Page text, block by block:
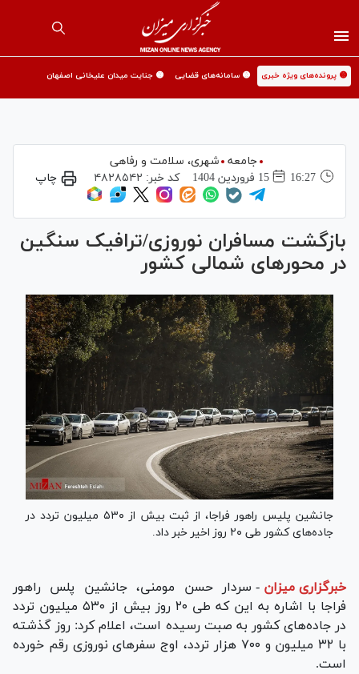
🟡 پرونده‌های ویژه خبری 🟡 سامانه‌های قضایی 🟡 جنایت میدان علیخانی اصفهان
جامعه
شهری،‌ سلامت و رفاهی
16:27
15 فروردين 1404 کد خبر: ۴۸۲۸۵۴۲ چاپ
بازگشت مسافران نوروزی/ترافیک سنگین
در محور‌های شمالی کشور
جانشین پلیس راهور فراجا، از ثبت بیش از ۵۳۰ میلیون تردد در
جاده‌های کشور طی ۲۰ روز اخیر خبر داد.
خبرگزاری میزان - سردار حسن مومنی، جانشین پلس راهور
فراجا با اشاره به این که طی ۲۰ روز بیش از ۵۳۰ میلیون تردد
در جاده‌های کشور به صبت رسیده است، اعلام کرد: روز گذشته
با ۳۲ میلیون و ۷۰۰ هزار تردد، اوج سفر‌های نوروزی رقم خورده
است.